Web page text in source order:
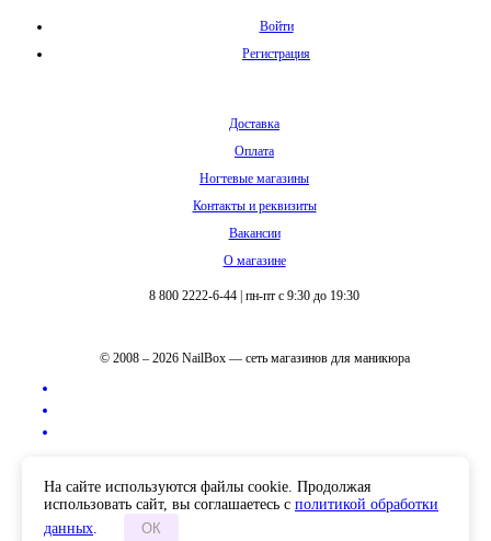
Войти
Регистрация
Доставка
Оплата
Ногтевые магазины
Контакты и реквизиты
Вакансии
О магазине
8 800 2222-6-44 пн-пт с 9:30 до 19:30
© 2008 – 2026 NailBox — сеть магазинов для маникюра
На сайте используются файлы cookie. Продолжая
использовать сайт, вы соглашаетесь с политикой обработки
данных. ОК